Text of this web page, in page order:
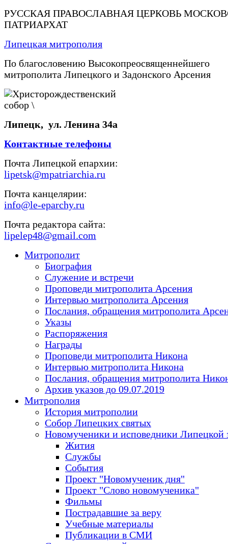
РУССКАЯ ПРАВОСЛАВНАЯ ЦЕРКОВЬ
ПАТРИАРХАТ
Липецкая митрополия
По благословению Высокопреосвященнейшего
митрополита Липецкого и Задонского Арсения
Липецк, ул. Ленина 34а
Контактные телефоны
Почта Липецкой епархии:
lipetsk@mpatriarchia.ru
Почта канцелярии:
info@le-eparchy.ru
Почта редактора сайта:
lipelep48@gmail.com
Митрополит
Биография
Служение и встречи
Проповеди митрополита Арсения
Интервью митрополита Арсения
Послания, обращения митрополита
Указы
Распоряжения
Награды
Проповеди митрополита Никона
Интервью митрополита Никона
Послания, обращения митрополита
Архив указов до 09.07.2019
Митрополия
История митрополии
Собор Липецких святых
Новомученики и исповедники Липецкой
Жития
Службы
События
Проект "Новомученик дня"
Проект "Слово новомученика"
Фильмы
Пострадавшие за веру
Учебные материалы
Публикации в СМИ